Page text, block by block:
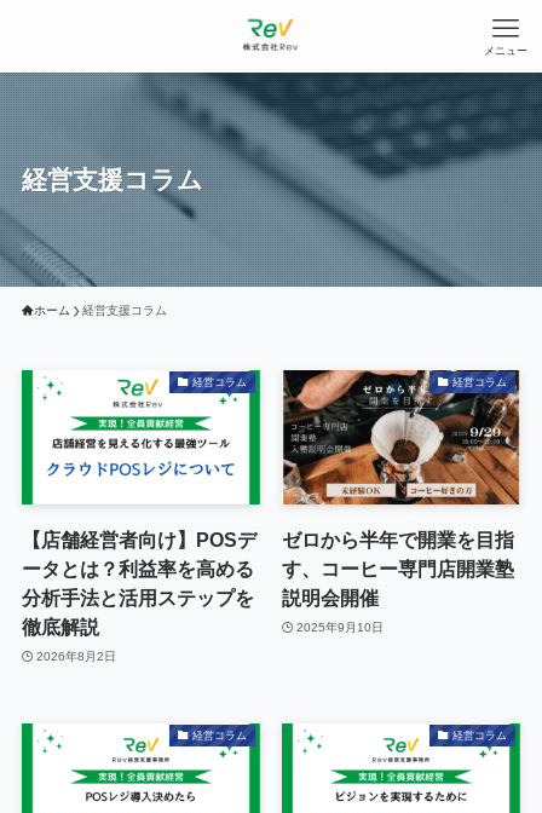
メニュー
経営支援コラム
ホーム 経営支援コラム
経営コラム
【店舗経営者向け】POSデ
ータとは？利益率を高める
分析手法と活用ステップを
徹底解説
2026年8月2日
経営コラム
ゼロから半年で開業を目指
す、コーヒー専門店開業塾
説明会開催
2025年9月10日
経営コラム 経営コラム